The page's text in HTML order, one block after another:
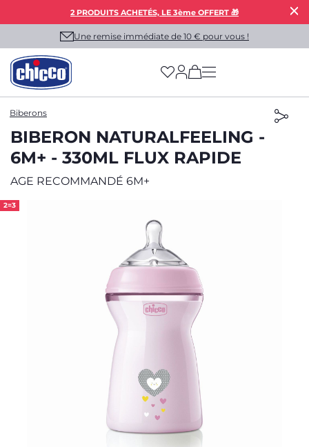
2 PRODUITS ACHETÉS, LE 3ème OFFERT 🎁
Une remise immédiate de 10 € pour vous !
(has more options
Biberons
BIBERON NATURALFEELING -
6M+ - 330ML FLUX RAPIDE
AGE RECOMMANDÉ 6M+
2=3